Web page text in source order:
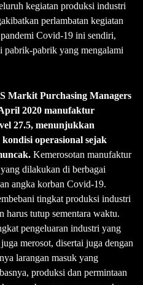
kegiatan produksi industri
perlambatan kegiatan
Covid-19 ini sendiri,
pabrik-pabrik yang mengalami
Markit Purchasing Managers
2020 manufaktur
27.5, menunjukkan
operasional sejak
Kemerosotan manufaktur
dilakukan di berbagai
angka korban Covid-19.
tingkat produksi industri
harus tutup sementara waktu.
pengeluaran industri yang
merosot, disertai juga dengan
larangan masuk yang
produksi dan permintaan